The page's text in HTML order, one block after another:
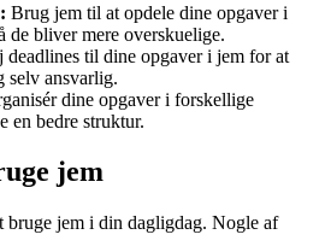
Brug jem til at opdele dine opgaver i
de bliver mere overskuelige.
deadlines til dine opgaver i jem for at
selv ansvarlig.
dine opgaver i forskellige
en bedre struktur.
jem
bruge jem i din dagligdag. Nogle af